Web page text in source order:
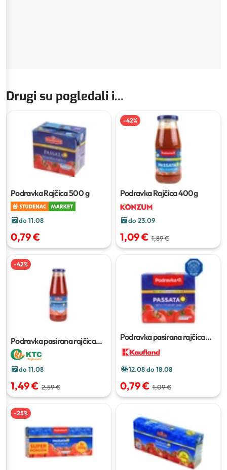
Drugi su pogledali i...
Podravka Rajčica500 g
do 11.08
0,79 €
-42%
Podravka Rajčica400g
do 23.09
1,09 € 1,89 €
-42%
Podravka pasirana rajčica
680 g
do 11.08
1,49 € 2,59 €
Podravka pasirana rajčica
12.08 do 18.08
0,79 € 1,09 €
-25%